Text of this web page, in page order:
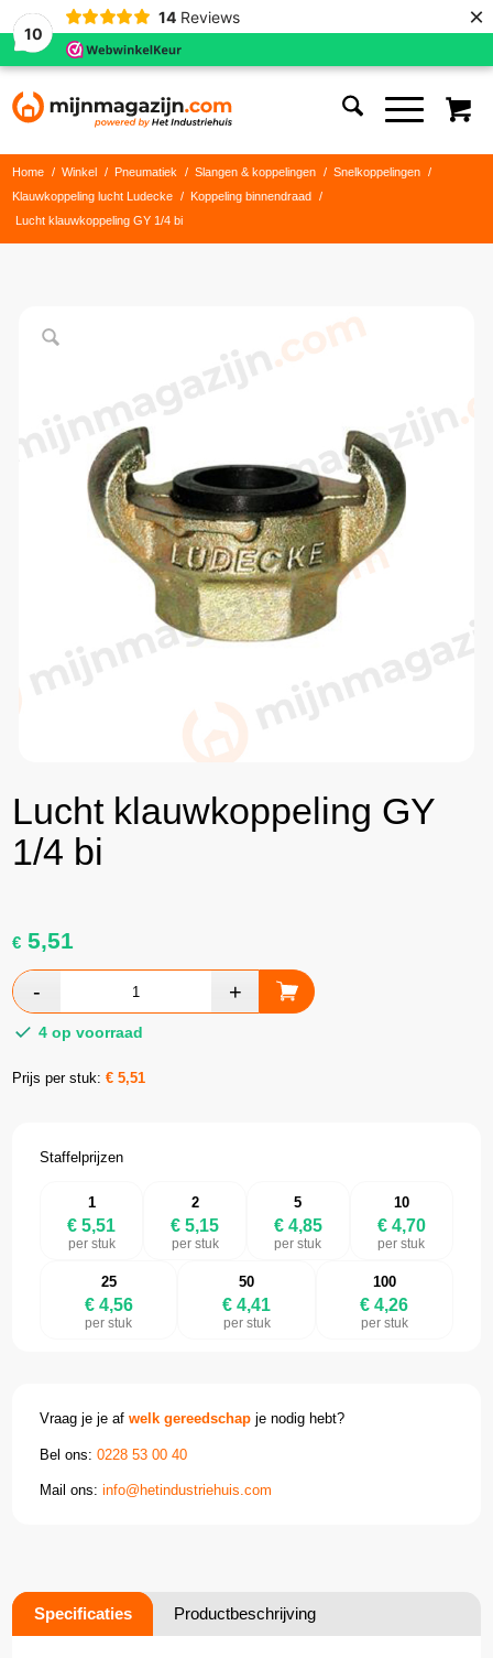
10
14 Reviews ×
Home / Winkel / Pneumatiek / Slangen & koppelingen / Snelkoppelingen
/
Klauwkoppeling lucht Ludecke
/ Koppeling binnendraad
/
Lucht klauwkoppeling GY 1/4 bi
Lucht klauwkoppeling GY
1/4 bi
€ 5,51
4 op voorraad
Prijs per stuk:€5,51
Staffelprijzen
1
€ 5,51
per stuk
2
€ 5,15
per stuk
5
€ 4,85
per stuk
10
€ 4,70
per stuk
25
€ 4,56
per stuk
50
€ 4,41
per stuk
100
€ 4,26
per stuk
Vraag je je afwelk gereedschap je nodig hebt?
Bel ons:0228 53 00 40
Mail ons:info@hetindustriehuis.com
Specificaties Productbeschrijving